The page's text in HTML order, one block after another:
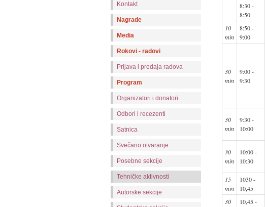
Kontakt
Nagrade
Media
Rokovi - radovi
Prijava i predaja radova
Program
Organizatori i donatori
Odbori i recezenti
Satnica
Svečano otvaranje
Posebne sekcije
Tehničke aktivnosti
Autorske sekcije
8:30 -
8:50
10
min
8:50 -
9:00
30
min
9:00 -
9:30
30
min
9:30 -
10:00
30
min
10:00 -
10:30
15
min
1030 -
10,45
30
10,45 -